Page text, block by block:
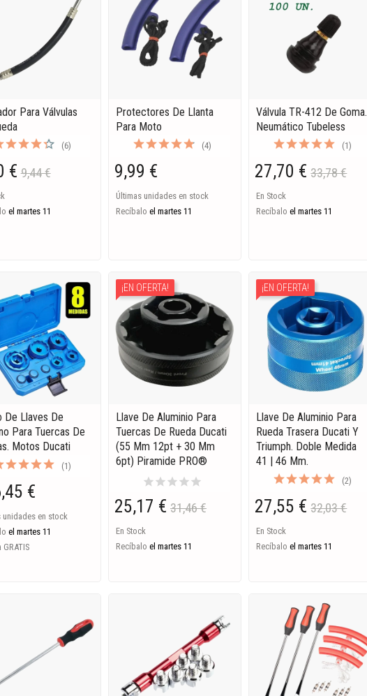
Para Válvulas
(6)
€ 9,44 €
el martes 11
Protectores De Llanta
Para Moto
(4)
9,99 €
Últimas unidades en stock
Recíbalo el martes 11
Válvula TR-412 De Goma.
Neumático Tubeless
(1)
27,70 € 33,78 €
En Stock
Recíbalo el martes 11
De Llaves De
Para Tuercas De
Motos Ducati
(1)
€
unidades en stock
el martes 11
GRATIS
Llave De Aluminio Para
Tuercas De Rueda Ducati
(55 Mm 12pt + 30 Mm
6pt) Piramide PRO®
starstarstarstarstar
25,17 € 31,46 €
En Stock
Recíbalo el martes 11
¡EN OFERTA!
Llave De Aluminio Para
Rueda Trasera Ducati Y
Triumph. Doble Medida
41 | 46 Mm.
(2)
27,55 € 32,03 €
En Stock
Recíbalo el martes 11
¡EN OFERTA!